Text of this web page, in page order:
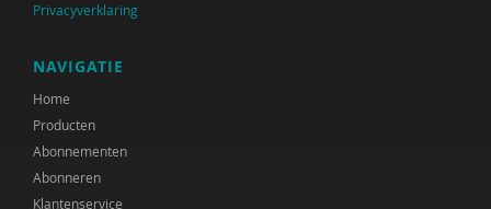
Volksgezondheid, Welzijn en Sport
Kitty Kwakman
Wilko Lenten
Paulien Muller
Sumeyye Pinar
Privacyverklaring
NAVIGATIE
Home
Producten
Abonnementen
Abonneren
Klantenservice